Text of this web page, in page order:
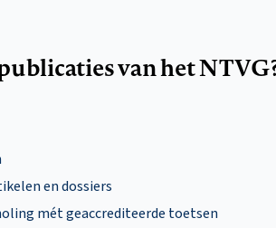
van het
en dossiers
mét geaccrediteerde toetsen